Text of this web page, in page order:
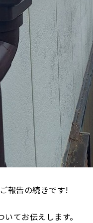
報告の続きです!
てお伝えします。